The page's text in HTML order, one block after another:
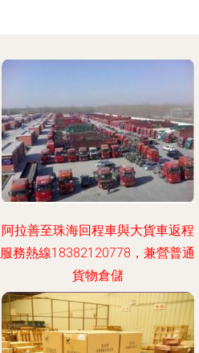
阿拉善至珠海回程車與大貨車返程
服務熱線18382120778，兼營普通
貨物倉儲